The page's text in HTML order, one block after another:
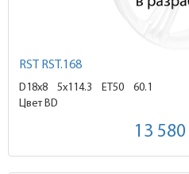
RST RST.168
D18x8 5x114.3 ET50
60.1
Цвет BD
13 580